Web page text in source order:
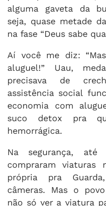
alguma gaveta da
seja, quase metade
na fase “Deus sabe
Aí você me diz:
aluguel!” Uau,
precisava de
assistência social
economia com
suco detox pra
hemorrágica.
Na segurança, até
compraram viaturas
própria pra
câmeras. Mas o
não só ver a viatura